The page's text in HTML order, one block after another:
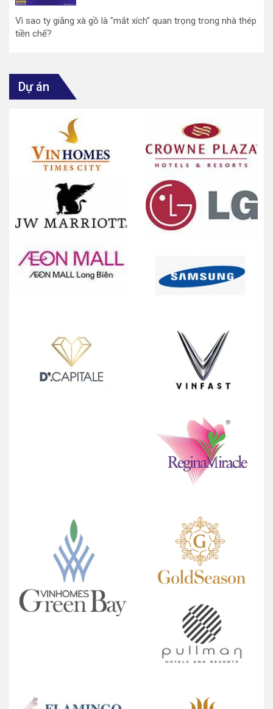
Vì sao ty giằng xà gồ là "mắt xích" quan trọng trong nhà thép
tiền chế?
Dự án